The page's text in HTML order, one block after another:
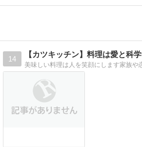
14
【カツキッチン】料理は愛と科学